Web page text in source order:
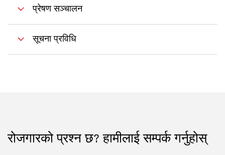
प्रेषण सञ्चालन
सूचना प्रविधि
रोजगारको प्रश्न छ? हामीलाई सम्पर्क गर्नुहोस्